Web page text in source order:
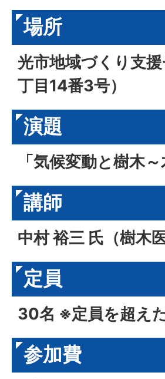
場所
光市地域づくり支
丁目14番3号）
演題
「気候変動と樹木
講師
中村 裕三 氏（樹木医
定員
30名 ※定員を超え
参加費